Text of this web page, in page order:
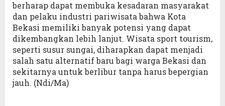
berharap dapat membuka kesadaran masyarakat
dan pelaku industri pariwisata bahwa Kota
Bekasi memiliki banyak potensi yang dapat
dikembangkan lebih lanjut. Wisata sport tourism,
seperti susur sungai, diharapkan dapat menjadi
salah satu alternatif baru bagi warga Bekasi dan
sekitarnya untuk berlibur tanpa harus bepergian
jauh. (Ndi/Ma)